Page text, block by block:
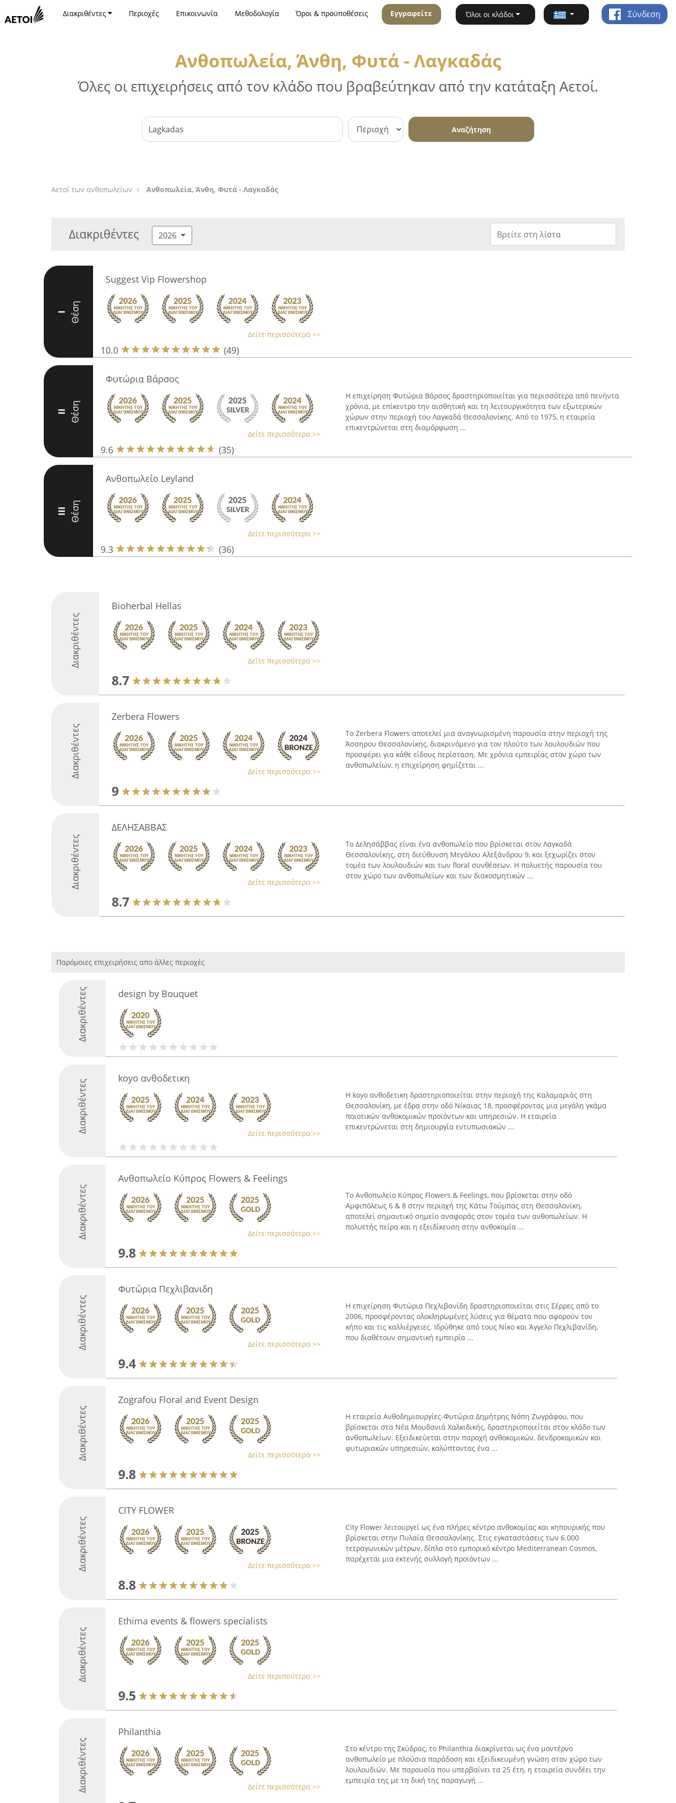
Διακριθέντες Περιοχές Επικοινωνία Μεθοδολογία Όροι & προϋποθέσεις Εγγραφείτε Όλοι οι κλάδοι Σύνδεση
Ανθοπωλεία, Άνθη, Φυτά - Λαγκαδάς
Όλες οι επιχειρήσεις από τον κλάδο που βραβεύτηκαν από την κατάταξη Αετοί.
Αναζήτηση
Αετοί των ανθοπωλείων Ανθοπωλεία, Άνθη, Φυτά - Λαγκαδάς
Διακριθέντες 2026
I Θέση
Suggest Vip Flowershop
Δείτε περισσότερα >>
10.0 (49)
II Θέση
Φυτώρια Βάρσος
Δείτε περισσότερα >>
9.6 (35)
Η επιχείρηση Φυτώρια Βάρσος δραστηριοποιείται για περισσότερα από πενήντα
χρόνια, με επίκεντρο την αισθητική και τη λειτουργικότητα των εξωτερικών
χώρων στην περιοχή του Λαγκαδά Θεσσαλονίκης. Από το 1975, η εταιρεία
επικεντρώνεται στη διαμόρφωση ...
III Θέση
Ανθοπωλείο Leyland
Δείτε περισσότερα >>
9.3 (36)
Διακριθέντες
Bioherbal Hellas
Δείτε περισσότερα >>
8.7
Διακριθέντες
Zerbera Flowers
Δείτε περισσότερα >>
9
Το Zerbera Flowers αποτελεί μια αναγνωρισμένη παρουσία στην περιοχή της
Άσσηρου Θεσσαλονίκης, διακρινόμενο για τον πλούτο των λουλουδιών που
προσφέρει για κάθε είδους περίσταση. Με χρόνια εμπειρίας στον χώρο των
ανθοπωλείων, η επιχείρηση φημίζεται ...
Διακριθέντες
ΔΕΛΗΣΑΒΒΑΣ
Δείτε περισσότερα >>
8.7
Το Δελησάββας είναι ένα ανθοπωλείο που βρίσκεται στον Λαγκαδά
Θεσσαλονίκης, στη διεύθυνση Μεγάλου Αλεξάνδρου 9, και ξεχωρίζει στον
τομέα των λουλουδιών και των floral συνθέσεων. Η πολυετής παρουσία του
στον χώρο των ανθοπωλείων και των διακοσμητικών ...
Παρόμοιες επιχειρήσεις απο άλλες περιοχές
Διακριθέντες design by Bouquet
Διακριθέντες
koyo ανθοδετικη
Δείτε περισσότερα >>
Η koyo ανθοδετικη δραστηριοποιείται στην περιοχή της Καλαμαριάς στη
Θεσσαλονίκη, με έδρα στην οδό Νίκαιας 18, προσφέροντας μια μεγάλη γκάμα
ποιοτικών ανθοκομικών προϊόντων και υπηρεσιών. Η εταιρεία
επικεντρώνεται στη δημιουργία εντυπωσιακών ...
Διακριθέντες
Ανθοπωλείο Κύπρος Flowers & Feelings
Δείτε περισσότερα >>
9.8
Το Ανθοπωλείο Κύπρος Flowers & Feelings, που βρίσκεται στην οδό
Αμφιπόλεως 6 & 8 στην περιοχή της Κάτω Τούμπας στη Θεσσαλονίκη,
αποτελεί σημαντικό σημείο αναφοράς στον τομέα των ανθοπωλείων. Η
πολυετής πείρα και η εξειδίκευση στην ανθοκομία ...
Διακριθέντες
Φυτώρια Πεχλιβανιδη
Δείτε περισσότερα >>
9.4
Η επιχείρηση Φυτώρια Πεχλιβανίδη δραστηριοποιείται στις Σέρρες από το
2006, προσφέροντας ολοκληρωμένες λύσεις για θέματα που αφορούν τον
κήπο και τις καλλιέργειες. Ιδρύθηκε από τους Νίκο και Άγγελο Πεχλιβανίδη,
που διαθέτουν σημαντική εμπειρία ...
Διακριθέντες
Zografou Floral and Event Design
Δείτε περισσότερα >>
9.8
Η εταιρεία Ανθοδημιουργίες-Φυτώρια Δημήτρης Νόπη Ζωγράφου, που
βρίσκεται στα Νέα Μουδανιά Χαλκιδικής, δραστηριοποιείται στον κλάδο των
ανθοπωλείων. Εξειδικεύεται στην παροχή ανθοκομικών, δενδροκομικών και
φυτωριακών υπηρεσιών, καλύπτοντας ένα ...
Διακριθέντες
CITY FLOWER
Δείτε περισσότερα >>
8.8
City Flower λειτουργεί ως ένα πλήρες κέντρο ανθοκομίας και κηπουρικής που
βρίσκεται στην Πυλαία Θεσσαλονίκης. Στις εγκαταστάσεις των 6.000
τετραγωνικών μέτρων, δίπλα στο εμπορικό κέντρο Mediterranean Cosmos,
παρέχεται μια εκτενής συλλογή προϊόντων ...
Διακριθέντες
Ethima events & flowers specialists
Δείτε περισσότερα >>
9.5
Διακριθέντες
Philanthia
Δείτε περισσότερα >>
Στο κέντρο της Σκύδρας, το Philanthia διακρίνεται ως ένα μοντέρνο
ανθοπωλείο με πλούσια παράδοση και εξειδικευμένη γνώση στον χώρο των
λουλουδιών. Με παρουσία που υπερβαίνει τα 25 έτη, η εταιρεία συνδέει την
εμπειρία της με τη δική της παραγωγή ...